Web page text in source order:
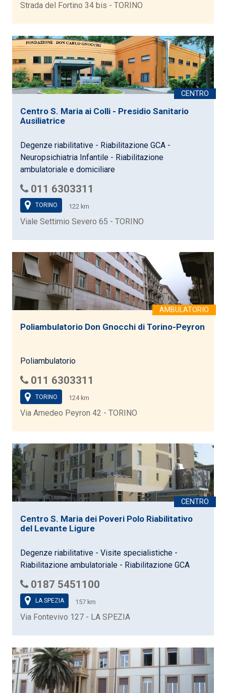
Strada del Fortino 34 bis - TORINO
Centro S. Maria ai Colli - Presidio Sanitario
Ausiliatrice
Degenze riabilitative - Riabilitazione GCA -
Neuropsichiatria Infantile - Riabilitazione
ambulatoriale e domiciliare
011 6303311
TORINO 122 km
Viale Settimio Severo 65 - TORINO
Poliambulatorio Don Gnocchi di Torino-Peyron
Poliambulatorio
011 6303311
TORINO 124 km
Via Amedeo Peyron 42 - TORINO
Centro S. Maria dei Poveri Polo Riabilitativo
del Levante Ligure
Degenze riabilitative - Visite specialistiche -
Riabilitazione ambulatoriale - Riabilitazione GCA
0187 5451100
LA SPEZIA 157 km
Via Fontevivo 127 - LA SPEZIA